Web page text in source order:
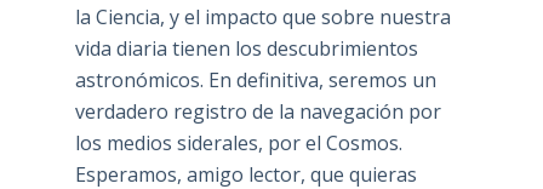
la Ciencia, y el impacto que sobre nuestra
vida diaria tienen los descubrimientos
astronómicos. En definitiva, seremos un
verdadero registro de la navegación por
los medios siderales, por el Cosmos.
Esperamos, amigo lector, que quieras